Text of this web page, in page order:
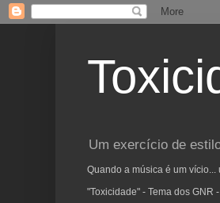
Um exercício de
Quando a música é um vício...
"Toxicidade" - Tema dos GNR